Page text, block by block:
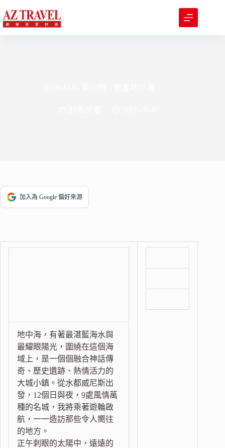
至
主
加入為 Google 偏好來源
地中海，有著最湛藍海水與
最耀眼陽光，圍繞在這個海
域上，是一個個融合神話傳
奇、歷史遺跡、熱情活力的
大城小鎮。從水都威尼斯出
發，12個日與夜，9處風情萬
種的名城，我將乘著遊輪啟
航，一一造訪那些令人嚮往
的地方。
正午刺眼的太陽中，遠遠的